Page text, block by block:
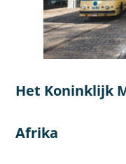
Het Koninklijk
Afrika